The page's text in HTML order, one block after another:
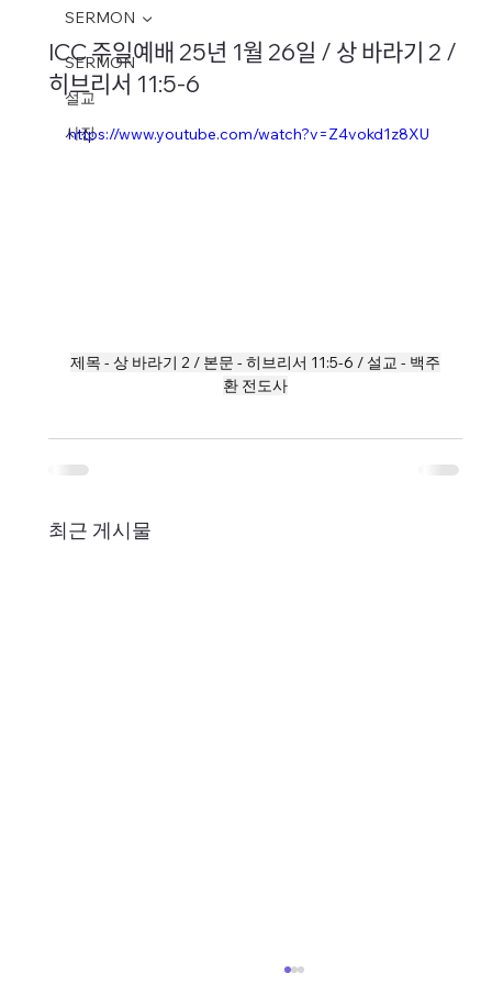
SERMON
설교
사진
SERMON
ICC 주일예배 25년 1월 26일 / 상 바라기 2 /
히브리서 11:5-6
https://www.youtube.com/watch?v=Z4vokd1z8XU
제목 - 상 바라기 2 / 본문 - 히브리서 11:5-6 / 설교 - 백주
환 전도사
최근 게시물